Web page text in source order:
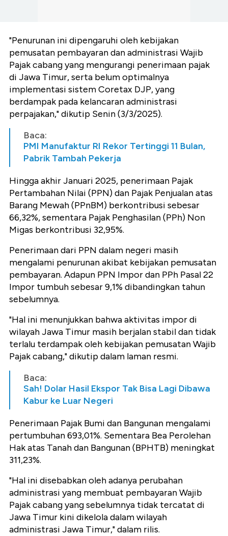
"Penurunan ini dipengaruhi oleh kebijakan
pemusatan pembayaran dan administrasi Wajib
Pajak cabang yang mengurangi penerimaan pajak
di Jawa Timur, serta belum optimalnya
implementasi sistem Coretax DJP, yang
berdampak pada kelancaran administrasi
perpajakan," dikutip Senin (3/3/2025).
Baca:
PMI Manufaktur RI Rekor Tertinggi 11 Bulan,
Pabrik Tambah Pekerja
Hingga akhir Januari 2025, penerimaan Pajak
Pertambahan Nilai (PPN) dan Pajak Penjualan atas
Barang Mewah (PPnBM) berkontribusi sebesar
66,32%, sementara Pajak Penghasilan (PPh) Non
Migas berkontribusi 32,95%.
Penerimaan dari PPN dalam negeri masih
mengalami penurunan akibat kebijakan pemusatan
pembayaran. Adapun PPN Impor dan PPh Pasal 22
Impor tumbuh sebesar 9,1% dibandingkan tahun
sebelumnya.
"Hal ini menunjukkan bahwa aktivitas impor di
wilayah Jawa Timur masih berjalan stabil dan tidak
terlalu terdampak oleh kebijakan pemusatan Wajib
Pajak cabang," dikutip dalam laman resmi.
Baca:
Sah! Dolar Hasil Ekspor Tak Bisa Lagi Dibawa
Kabur ke Luar Negeri
Penerimaan Pajak Bumi dan Bangunan mengalami
pertumbuhan 693,01%. Sementara Bea Perolehan
Hak atas Tanah dan Bangunan (BPHTB) meningkat
311,23%.
"Hal ini disebabkan oleh adanya perubahan
administrasi yang membuat pembayaran Wajib
Pajak cabang yang sebelumnya tidak tercatat di
Jawa Timur kini dikelola dalam wilayah
administrasi Jawa Timur," dalam rilis.